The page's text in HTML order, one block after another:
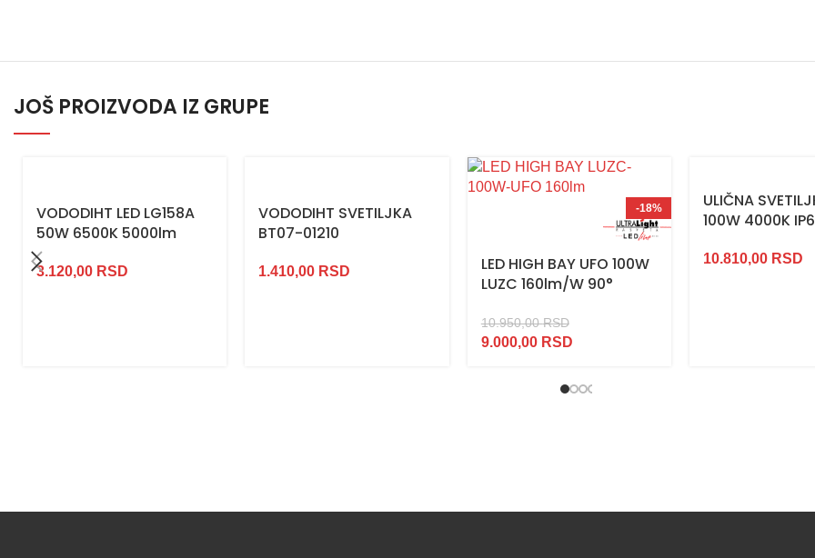
JOŠ PROIZVODA IZ GRUPE
VODODIHT LED LG158A
50W 6500K 5000lm
3.120,00 RSD
VODODIHT SVETILJKA
BT07-01210
1.410,00 RSD
-18%
LED HIGH BAY UFO 100W
LUZC 160lm/W 90°
10.950,00RSD
9.000,00 RSD
ULIČNA
100W 4000K
10.810,00 RSD